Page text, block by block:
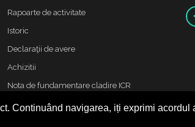
Continuând navigarea, iți exprimi acordul
Rapoarte de activitate
Istoric
Declaraţii de avere
Achizitii
Nota de fundamentare cladire ICR
Contact